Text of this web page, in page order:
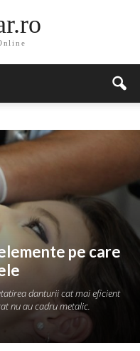
pe care
danturii cat mai eficient
nu au cadru metalic.